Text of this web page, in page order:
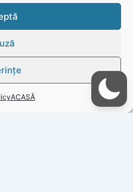
ACASĂ
de furnizare a apei
Kogălniceanu